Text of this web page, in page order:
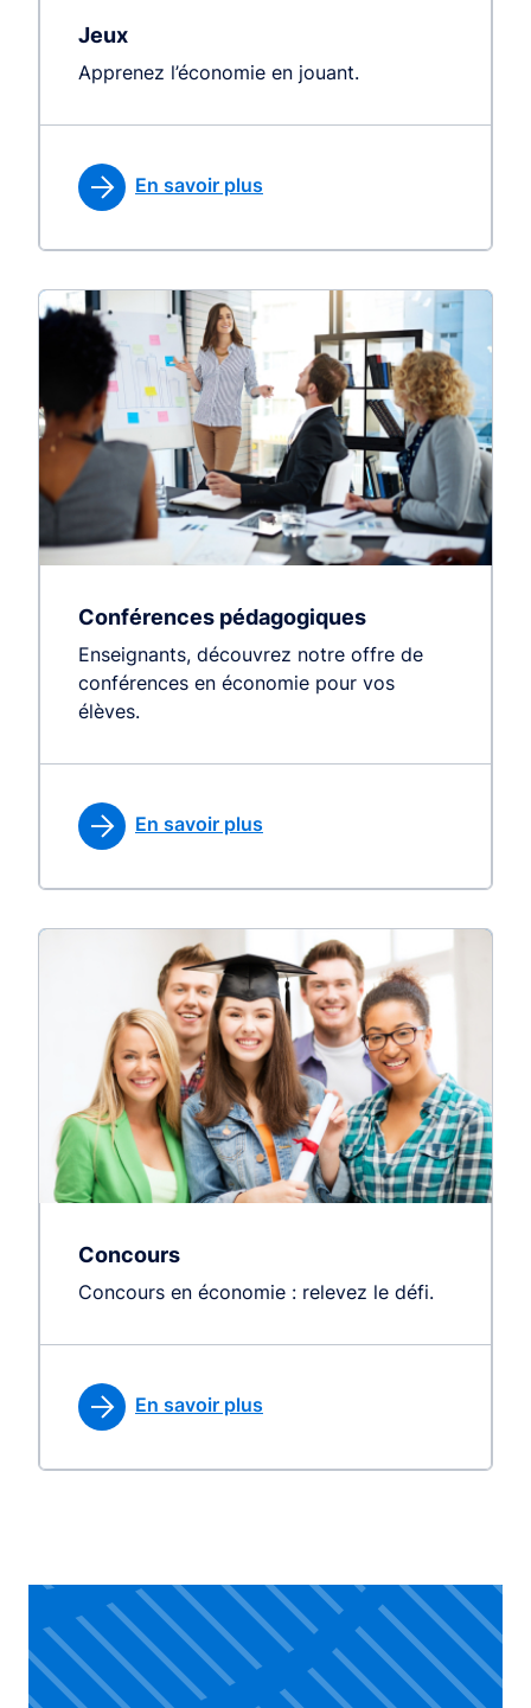
Jeux
Apprenez l’économie en jouant.
En savoir plus
Conférences pédagogiques
Enseignants, découvrez notre offre de
conférences en économie pour vos
élèves.
En savoir plus
Concours
Concours en économie : relevez le défi.
En savoir plus